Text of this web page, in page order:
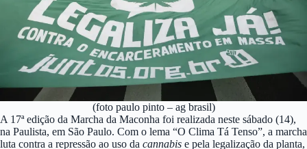
(foto paulo pinto – ag brasil)
A 17ª edição da Marcha da Maconha foi realizada neste sábado (14),
na Paulista, em São Paulo. Com o lema “O Clima Tá Tenso”, a marcha
luta contra a repressão ao uso da cannabis e pela legalização da planta,